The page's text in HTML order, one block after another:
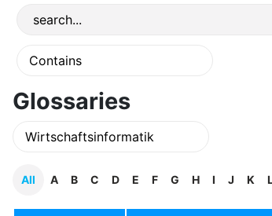
Glossaries
All A B C D E F G H I J K